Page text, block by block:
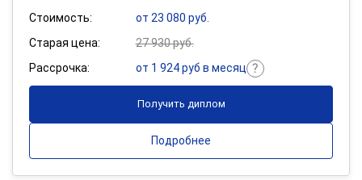
Стоимость:
от 23 080 руб.
Старая цена:
27 930 руб.
Рассрочка:
от 1 924 руб в месяц
Получить диплом
Подробнее